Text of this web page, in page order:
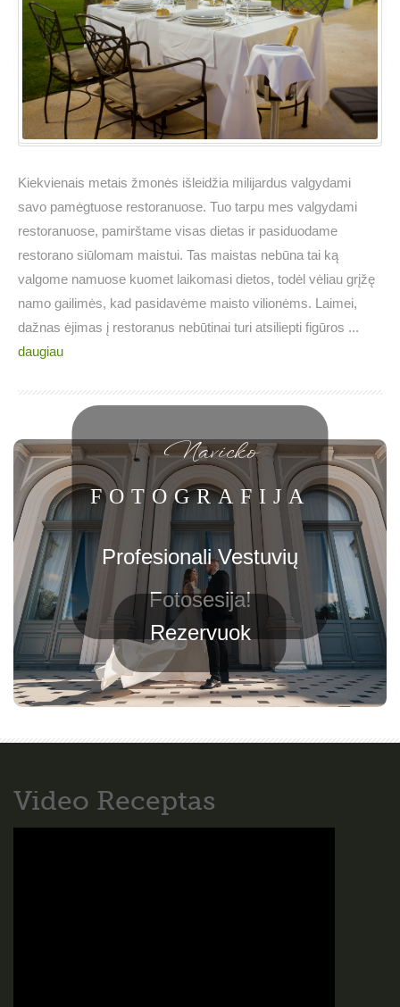
Kiekvienais metais žmonės išleidžia milijardus valgydami
savo pamėgtuose restoranuose. Tuo tarpu mes valgydami
restoranuose, pamirštame visas dietas ir pasiduodame
restorano siūlomam maistui. Tas maistas nebūna tai ką
valgome namuose kuomet laikomasi dietos, todėl vėliau grįžę
namo gailimės, kad pasidavėme maisto vilionėms. Laimei,
dažnas ėjimas į restoranus nebūtinai turi atsiliepti figūros ...
daugiau
Navicko
FOTOGRAFIJA
Profesionali Vestuvių
Fotosesija!
Rezervuok
Video Receptas